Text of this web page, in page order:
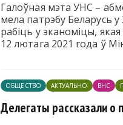
Галоўная мэта УНС –
мела патрэбу Беларусь
рабіць у эканоміцы,
12 лютага 2021 года ў
ОБЩЕСТВО АКТУАЛЬНО ВНС
Делегаты рассказали о